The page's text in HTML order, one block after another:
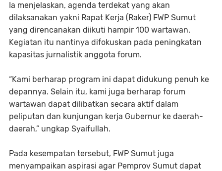
Ia menjelaskan, agenda terdekat yang akan
dilaksanakan yakni Rapat Kerja (Raker) FWP Sumut
yang direncanakan diikuti hampir 100 wartawan.
Kegiatan itu nantinya difokuskan pada peningkatan
kapasitas jurnalistik anggota forum.
“Kami berharap program ini dapat didukung penuh ke
depannya. Selain itu, kami juga berharap forum
wartawan dapat dilibatkan secara aktif dalam
peliputan dan kunjungan kerja Gubernur ke daerah-
daerah,” ungkap Syaifullah.
Pada kesempatan tersebut, FWP Sumut juga
menyampaikan aspirasi agar Pemprov Sumut dapat